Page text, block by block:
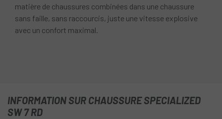
matière de chaussures combinées dans une chaussure
sans faille, sans raccourcis, juste une vitesse explosive
avec un confort maximal.
INFORMATION SUR CHAUSSURE SPECIALIZED
SW 7 RD